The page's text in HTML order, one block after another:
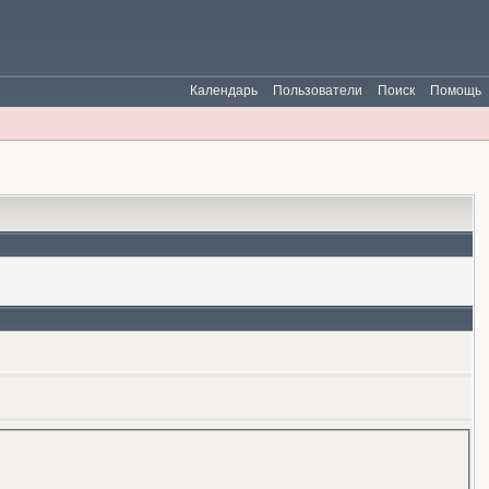
Помощь
Поиск
Пользователи
Календарь